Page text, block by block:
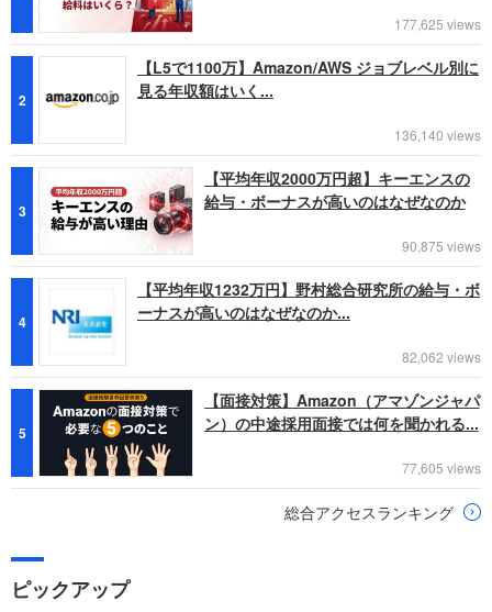
177,625 views
2
【L5で1100万】Amazon/AWS ジョブレベル別に
見る年収額はいく...
136,140 views
3
【平均年収2000万円超】キーエンスの
給与・ボーナスが高いのはなぜなのか
90,875 views
4
【平均年収1232万円】野村総合研究所の給与・ボ
ーナスが高いのはなぜなのか...
82,062 views
5
【面接対策】Amazon（アマゾンジャパ
ン）の中途採用面接では何を聞かれる...
77,605 views
総合アクセスランキング
ピックアップ